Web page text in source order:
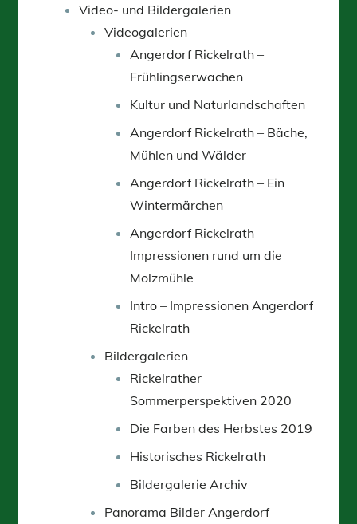
Video- und Bildergalerien
Videogalerien
Angerdorf Rickelrath –
Frühlingserwachen
Kultur und Naturlandschaften
Angerdorf Rickelrath – Bäche,
Mühlen und Wälder
Angerdorf Rickelrath – Ein
Wintermärchen
Angerdorf Rickelrath –
Impressionen rund um die
Molzmühle
Intro – Impressionen Angerdorf
Rickelrath
Bildergalerien
Rickelrather
Sommerperspektiven 2020
Die Farben des Herbstes 2019
Historisches Rickelrath
Bildergalerie Archiv
Panorama Bilder Angerdorf